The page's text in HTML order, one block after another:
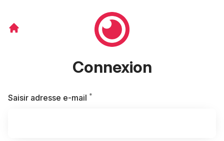
Connexion
Saisir adresse e-mail *